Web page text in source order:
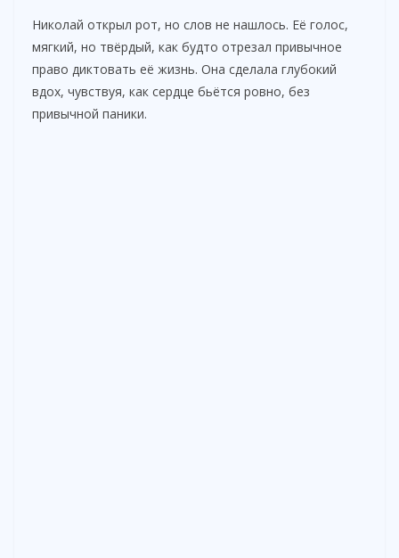
Николай открыл рот, но слов не нашлось. Её голос,
мягкий, но твёрдый, как будто отрезал привычное
право диктовать её жизнь. Она сделала глубокий
вдох, чувствуя, как сердце бьётся ровно, без
привычной паники.